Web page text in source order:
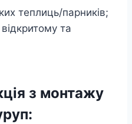
теплиць/парників;
та
з монтажу